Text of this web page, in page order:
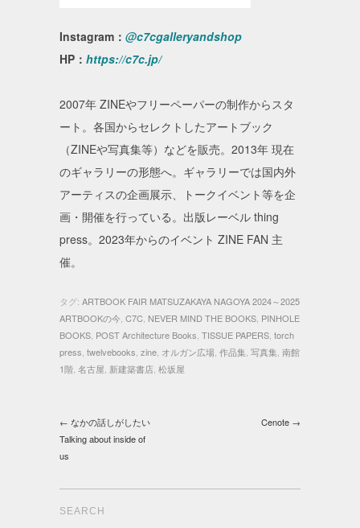
Instagram： @c7cgalleryandshop
HP： https://c7c.jp/
2007年 ZINEやフリーペーパーの制作からスタ
ート。各国からセレクトしたアートブック
（ZINEや写真集等）などを販売。2013年 現在
のギャラリーの形態へ。ギャラリーでは国内外
アーティスの企画展示、トークイベント等を企
画・開催を行っている。出版レーベル thing
press。2023年からのイベント ZINE FAN 主
催。
タグ: ARTBOOK FAIR MATSUZAKAYA NAGOYA 2024～2025
ARTBOOKの今 C7C NEVER MIND THE BOOKS PINHOLE
BOOKS POST Architecture Books TISSUE PAPERS torch
press twelvebooks zine オルガン広場 作品集 写真集 南館
1階 名古屋 新建築書店 松坂屋
← なかの話しがしたい
Talking about inside of
us
Cenote →
SEARCH